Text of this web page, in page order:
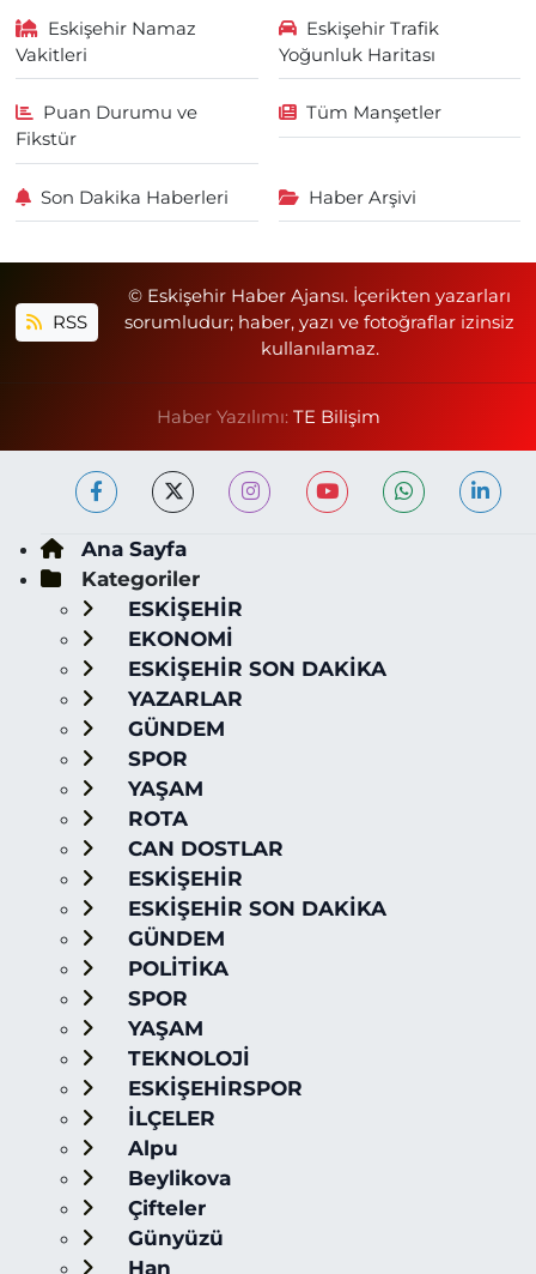
Eskişehir Namaz
Vakitleri
Eskişehir Trafik
Yoğunluk Haritası
Puan Durumu ve
Fikstür
Tüm Manşetler
Son Dakika Haberleri Haber Arşivi
RSS
© Eskişehir Haber Ajansı. İçerikten yazarları
sorumludur; haber, yazı ve fotoğraflar izinsiz
kullanılamaz.
Haber Yazılımı: TE Bilişim
Ana Sayfa
Kategoriler
ESKİŞEHİR
EKONOMİ
ESKİŞEHİR SON DAKİKA
YAZARLAR
GÜNDEM
SPOR
YAŞAM
ROTA
CAN DOSTLAR
ESKİŞEHİR
ESKİŞEHİR SON DAKİKA
GÜNDEM
POLİTİKA
SPOR
YAŞAM
TEKNOLOJİ
ESKİŞEHİRSPOR
İLÇELER
Alpu
Beylikova
Çifteler
Günyüzü
Han